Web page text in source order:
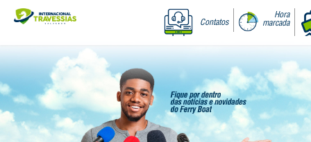
Contatos
Hora
marcada